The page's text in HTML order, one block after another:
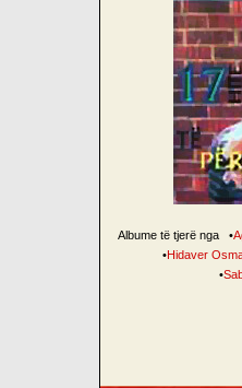
Albume të tjerë nga •
•Hidaver
•